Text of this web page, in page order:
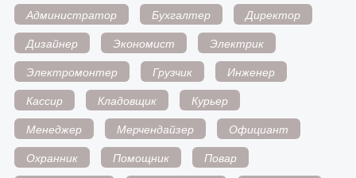
Администратор Бухгалтер
Директор
Дизайнер
Экономист
Электрик
Электромонтер
Грузчик
Инженер
Кассир
Кладовщик
Курьер
Менеджер
Мерчендайзер
Официант
Охранник
Помощник
Повар